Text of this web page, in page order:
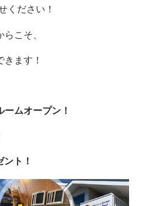
ください！
こそ、
ます！
ムオープン！
ト！